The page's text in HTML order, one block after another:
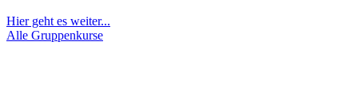
Hier geht es weiter...
Alle Gruppenkurse